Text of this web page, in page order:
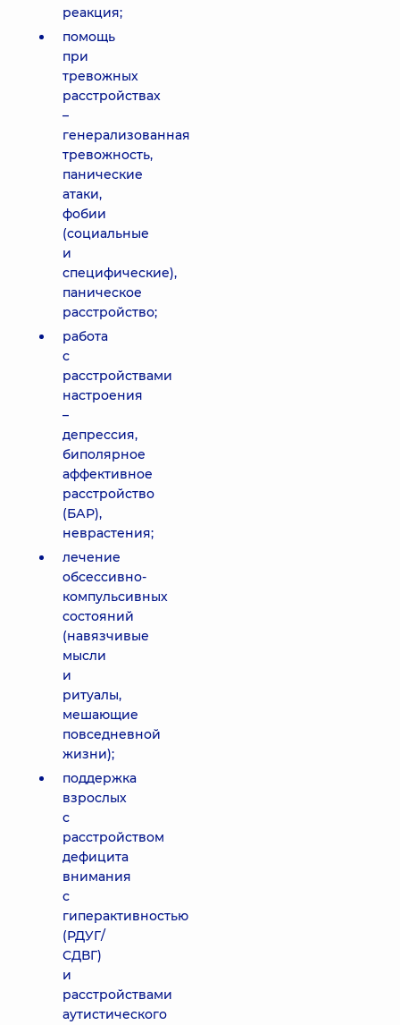
реакция;
помощь
при
тревожных
расстройствах
–
генерализованная
тревожность,
панические
атаки,
фобии
(социальные
и
специфические),
паническое
расстройство;
работа
с
расстройствами
настроения
–
депрессия,
биполярное
аффективное
расстройство
(БАР),
неврастения;
лечение
обсессивно-
компульсивных
состояний
(навязчивые
мысли
и
ритуалы,
мешающие
повседневной
жизни);
поддержка
взрослых
с
расстройством
дефицита
внимания
с
гиперактивностью
(РДУГ/
СДВГ)
и
расстройствами
аутистического